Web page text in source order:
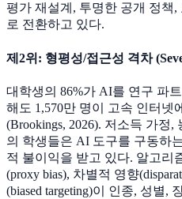
평가 재설계, 투명한 공개 정책
로 전환하고 있다.
제2위: 형평성/접근성 격차
대학생의 86%가 AI를 연구 파
해도 1,570만 명이 고속 인터넷
(Brookings, 2026). 저소득 가정
의 학생들은 AI 도구를 구동하
적 불이익을 받고 있다. 알고리
(proxy bias), 차별적 영향
(biased targeting)이 인종, 성별,